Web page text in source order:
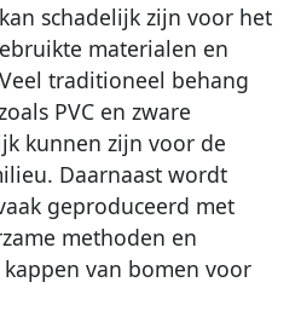
schadelijk zijn voor het
materialen en
traditioneel behang
PVC en zware
kunnen zijn voor de
Daarnaast wordt
geproduceerd met
methoden en
van bomen voor